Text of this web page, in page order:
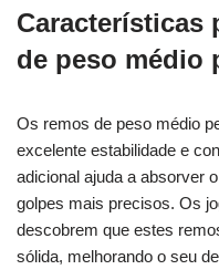
Características
de peso médio
Os remos de peso médio
excelente estabilidade e
adicional ajuda a absorver
golpes mais precisos. Os
descobrem que estes
sólida, melhorando o seu